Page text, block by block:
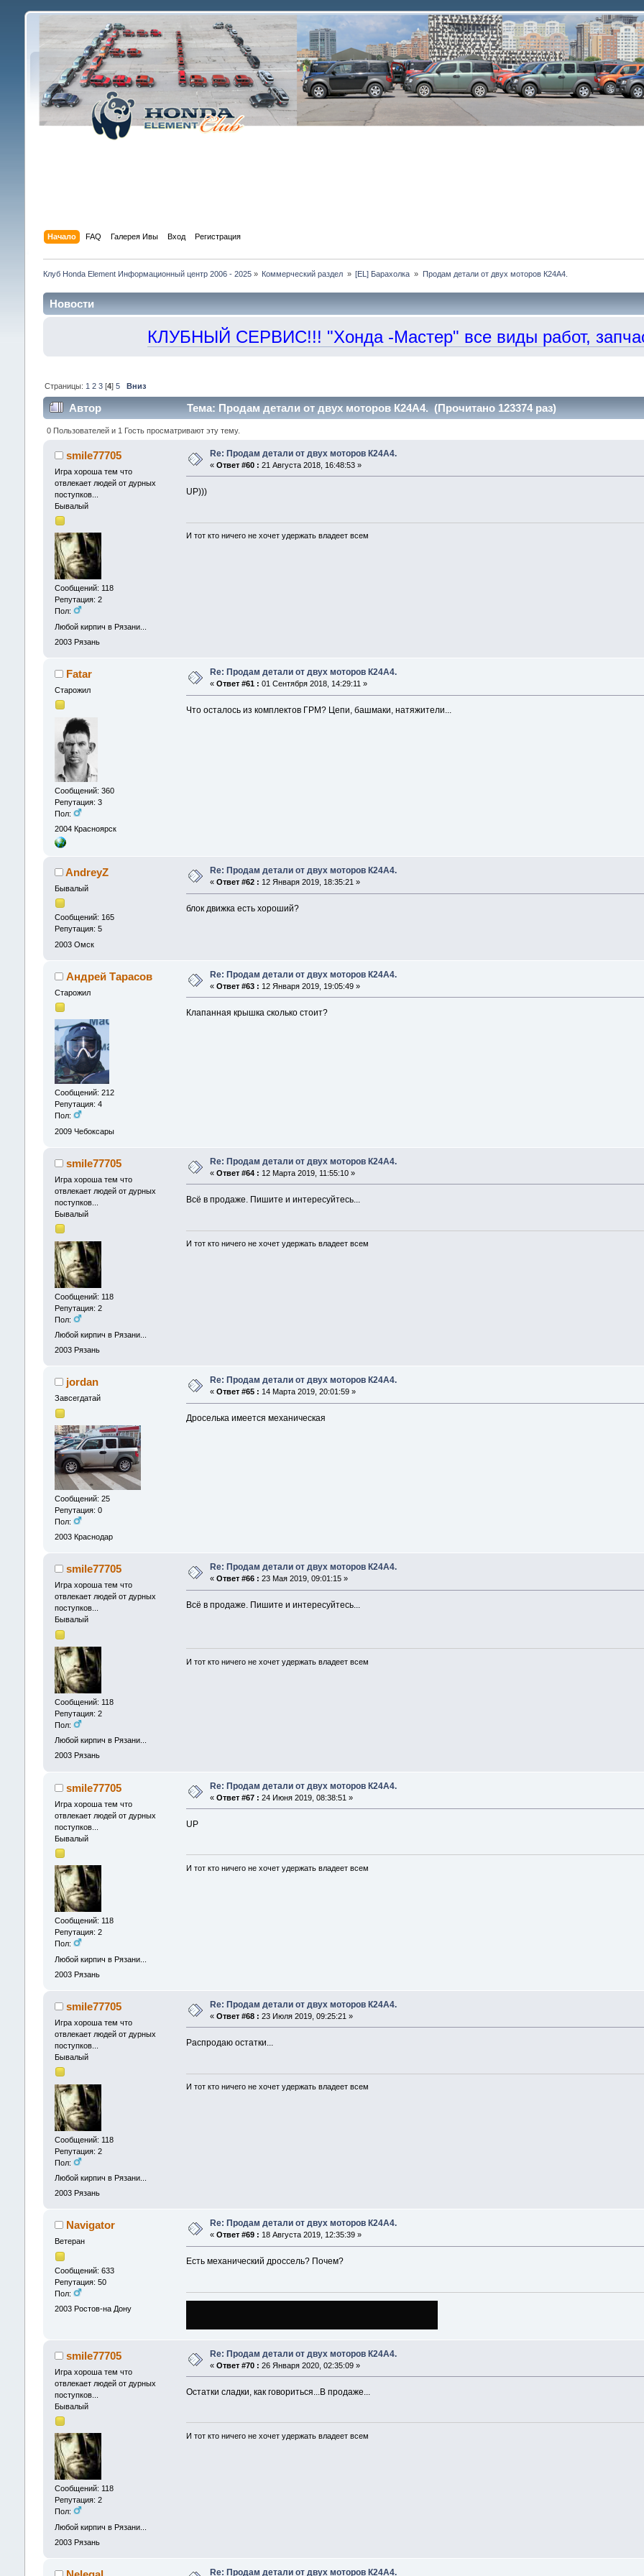
Начало FAQ Галерея Ивы Вход Регистрация
Клуб Honda Element Информационный центр 2006 - 2025» Коммерческий раздел » [EL] Барахолка » Продам детали от двух моторов К24А4.
Новости
КЛУБНЫЙ СЕРВИС!!! "Хонда -Мастер" все виды работ,
Страницы: 1 2 3[4] 5 Вниз
Автор Тема: Продам детали от двух моторов К24А4. (Прочитано 123374 раз)
0 Пользователей и 1 Гость просматривают эту тему.
smile77705
Игра хороша тем что
отвлекает людей от дурных
поступков...
Бывалый
Сообщений: 118
Репутация: 2
Пол:
Любой кирпич в Рязани...
2003 Рязань
Re: Продам детали от двух моторов К24А4.
« Ответ #60 : 21 Августа 2018, 16:48:53 »
UP)))
И тот кто ничего не хочет удержать владеет всем
Fatar
Старожил
Сообщений: 360
Репутация: 3
Пол:
2004 Красноярск
Re: Продам детали от двух моторов К24А4.
« Ответ #61 : 01 Сентября 2018, 14:29:11 »
Что осталось из комплектов ГРМ? Цепи, башмаки, натяжители...
AndreyZ
Бывалый
Сообщений: 165
Репутация: 5
2003 Омск
Re: Продам детали от двух моторов К24А4.
« Ответ #62 : 12 Января 2019, 18:35:21 »
блок движка есть хороший?
Андрей Тарасов
Старожил
Сообщений: 212
Репутация: 4
Пол:
2009 Чебоксары
Re: Продам детали от двух моторов К24А4.
« Ответ #63 : 12 Января 2019, 19:05:49 »
Клапанная крышка сколько стоит?
smile77705
Игра хороша тем что
отвлекает людей от дурных
поступков...
Бывалый
Сообщений: 118
Репутация: 2
Пол:
Любой кирпич в Рязани...
2003 Рязань
Re: Продам детали от двух моторов К24А4.
« Ответ #64 : 12 Марта 2019, 11:55:10 »
Всё в продаже. Пишите и интересуйтесь...
И тот кто ничего не хочет удержать владеет всем
jordan
Завсегдатай
Сообщений: 25
Репутация: 0
Пол:
2003 Краснодар
Re: Продам детали от двух моторов К24А4.
« Ответ #65 : 14 Марта 2019, 20:01:59 »
Дроселька имеется механическая
smile77705
Игра хороша тем что
отвлекает людей от дурных
поступков...
Бывалый
Сообщений: 118
Репутация: 2
Пол:
Любой кирпич в Рязани...
2003 Рязань
Re: Продам детали от двух моторов К24А4.
« Ответ #66 : 23 Мая 2019, 09:01:15 »
Всё в продаже. Пишите и интересуйтесь...
И тот кто ничего не хочет удержать владеет всем
smile77705
Игра хороша тем что
отвлекает людей от дурных
поступков...
Бывалый
Сообщений: 118
Репутация: 2
Пол:
Любой кирпич в Рязани...
2003 Рязань
Re: Продам детали от двух моторов К24А4.
« Ответ #67 : 24 Июня 2019, 08:38:51 »
UP
И тот кто ничего не хочет удержать владеет всем
smile77705
Игра хороша тем что
отвлекает людей от дурных
поступков...
Бывалый
Сообщений: 118
Репутация: 2
Пол:
Любой кирпич в Рязани...
2003 Рязань
Re: Продам детали от двух моторов К24А4.
« Ответ #68 : 23 Июля 2019, 09:25:21 »
Распродаю остатки...
И тот кто ничего не хочет удержать владеет всем
Navigator
Ветеран
Сообщений: 633
Репутация: 50
Пол:
2003 Ростов-на Дону
Re: Продам детали от двух моторов К24А4.
« Ответ #69 : 18 Августа 2019, 12:35:39 »
Есть механический дроссель? Почем?
smile77705
Игра хороша тем что
отвлекает людей от дурных
поступков...
Бывалый
Сообщений: 118
Репутация: 2
Пол:
Любой кирпич в Рязани...
2003 Рязань
Re: Продам детали от двух моторов К24А4.
« Ответ #70 : 26 Января 2020, 02:35:09 »
Остатки сладки, как говориться...В продаже...
И тот кто ничего не хочет удержать владеет всем
Re: Продам детали от двух моторов К24А4.